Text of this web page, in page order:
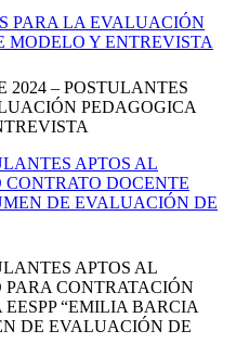
PARA LA EVALUACIÓN
MODELO Y ENTREVISTA
2024 – POSTULANTES
PEDAGOGICA
APTOS AL
DOCENTE
DE EVALUACIÓN DE
APTOS AL
CONTRATACIÓN
“EMILIA BARCIA
DE EVALUACIÓN DE